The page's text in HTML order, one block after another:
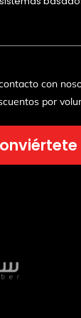
con
por